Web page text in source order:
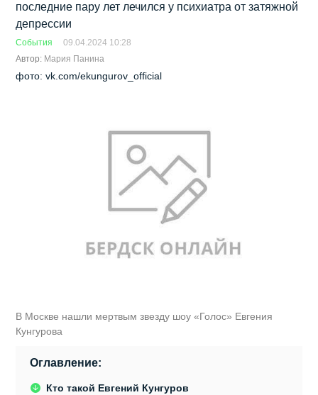
последние пару лет лечился у психиатра от затяжной
депрессии
События
09.04.2024 10:28
Автор: Мария Панина
фото: vk.com/ekungurov_official
В Москве нашли мертвым звезду шоу «Голос» Евгения
Кунгурова
Оглавление:
Кто такой Евгений Кунгуров